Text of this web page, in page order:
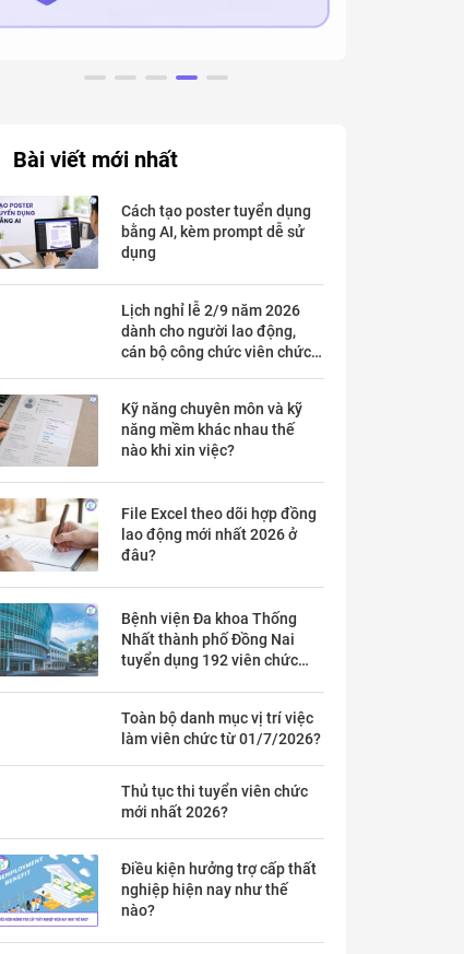
Bài viết mới nhất
Cách tạo poster tuyển dụng
bằng AI, kèm prompt dễ sử
dụng
Lịch nghỉ lễ 2/9 năm 2026
dành cho người lao động,
cán bộ công chức viên chức
Kỹ năng chuyên môn và kỹ
năng mềm khác nhau thế
nào khi xin việc?
File Excel theo dõi hợp đồng
lao động mới nhất 2026 ở
đâu?
Bệnh viện Đa khoa Thống
Nhất thành phố Đồng Nai
tuyển dụng 192 viên chức
Toàn bộ danh mục vị trí việc
làm viên chức từ 01/7/2026?
Thủ tục thi tuyển viên chức
mới nhất 2026?
Điều kiện hưởng trợ cấp thất
nghiệp hiện nay như thế
nào?